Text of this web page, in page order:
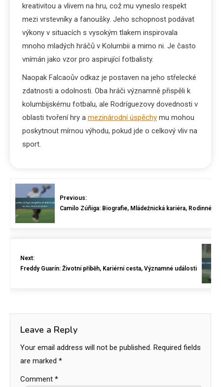
kreativitou a vlivem na hru, což mu vyneslo respekt
mezi vrstevníky a fanoušky. Jeho schopnost podávat
výkony v situacích s vysokým tlakem inspirovala
mnoho mladých hráčů v Kolumbii a mimo ni. Je často
vnímán jako vzor pro aspirující fotbalisty.
Naopak Falcaoův odkaz je postaven na jeho střelecké
zdatnosti a odolnosti. Oba hráči významně přispěli k
kolumbijskému fotbalu, ale Rodríguezovy dovednosti v
oblasti tvoření hry a mezinárodní úspěchy mu mohou
poskytnout mírnou výhodu, pokud jde o celkový vliv na
sport.
Previous:
Camilo Zúñiga: Biografie, Mládežnická kariéra, Rodinné
Next:
Freddy Guarín: Životní příběh, Kariérní cesta, Významné události
Leave a Reply
Your email address will not be published. Required fields
are marked *
Comment *